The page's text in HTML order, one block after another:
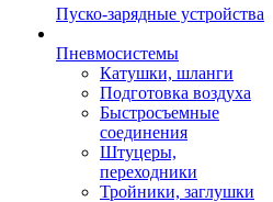
Пуско-зарядные устройства
Пневмосистемы
Катушки, шланги
Подготовка воздуха
Быстросъемные
соединения
Штуцеры,
переходники
Тройники, заглушки